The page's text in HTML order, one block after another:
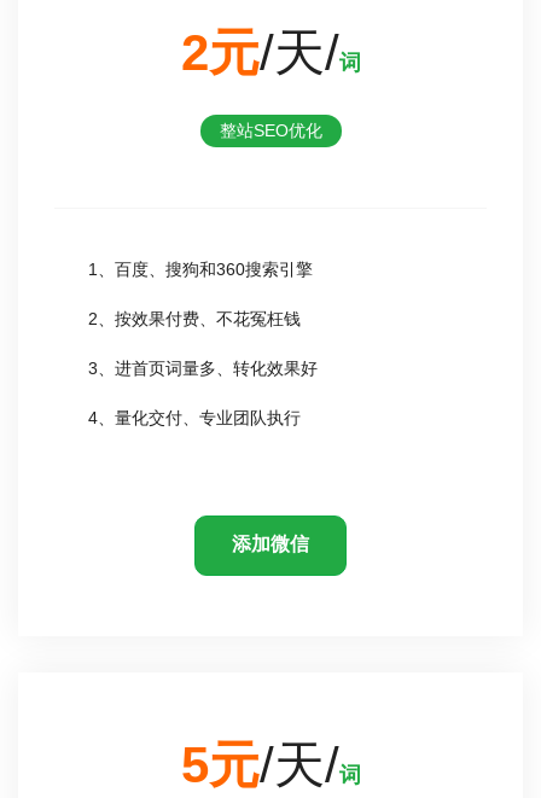
2元/天/词
整站SEO优化
1、百度、搜狗和360搜索引擎
2、按效果付费、不花冤枉钱
3、进首页词量多、转化效果好
4、量化交付、专业团队执行
添加微信
5元/天/词